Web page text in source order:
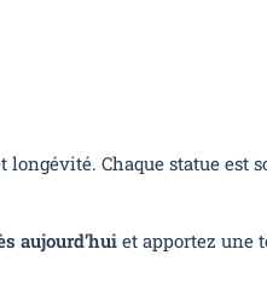
Chaque statue est
aujourd’hui et apportez une